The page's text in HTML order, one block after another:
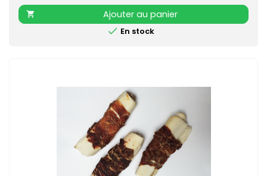

Ajouter au panier
 En stock